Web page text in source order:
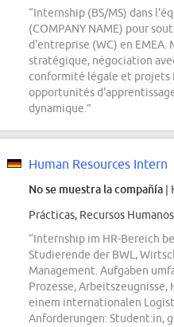
“Internship (BS/MS) dans
(COMPANY NAME) pour
d'entreprise (WC) en EMEA.
stratégique, négociation
conformité légale et projets
opportunités
dynamique.”
Human Resources Intern
No se muestra la compañía |
Prácticas, Recursos
“Internship im HR-Bereich
Studierende der BWL,
Management. Aufgaben
Prozesse, Arbeitszeugnisse,
einem internationalen
Anforderungen: Student:in,